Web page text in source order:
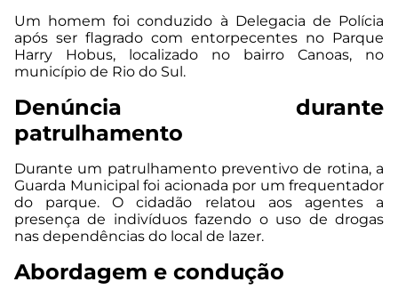
Um homem foi conduzido à Delegacia de Polícia
após ser flagrado com entorpecentes no Parque
Harry Hobus, localizado no bairro Canoas, no
município de Rio do Sul.
Denúncia durante
patrulhamento​
Durante um patrulhamento preventivo de rotina, a
Guarda Municipal foi acionada por um frequentador
do parque. O cidadão relatou aos agentes a
presença de indivíduos fazendo o uso de drogas
nas dependências do local de lazer.
Abordagem e condução